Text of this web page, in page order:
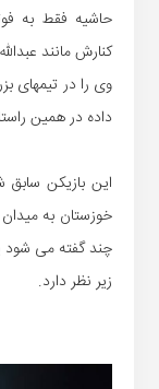
حاشیه فقط به
کنارش مانند
وی را در تیمهای
داده در همین
این بازیکن سابق
خوزستان به
چند گفته می شود
زیر نظر دارد.